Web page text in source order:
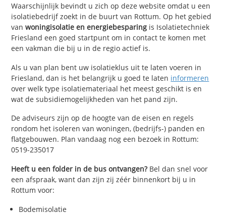
Waarschijnlijk bevindt u zich op deze website omdat u een
isolatiebedrijf zoekt in de buurt van Rottum. Op het gebied
vanwoningisolatie en energiebesparing is Isolatietechniek
Friesland een goed startpunt om in contact te komen met
een vakman die bij u in de regio actief is.
Als u van plan bent uw isolatieklus uit te laten voeren in
Friesland, dan is het belangrijk u goed te laten informeren
over welk type isolatiemateriaal het meest geschikt is en
wat de subsidiemogelijkheden van het pand zijn.
De adviseurs zijn op de hoogte van de eisen en regels
rondom het isoleren van woningen, (bedrijfs-) panden en
flatgebouwen. Plan vandaag nog een bezoek in Rottum:
0519-235017
Heeft u een folder in de bus ontvangen?Bel dan snel voor
een afspraak, want dan zijn zij zéér binnenkort bij u in
Rottum voor:
Bodemisolatie